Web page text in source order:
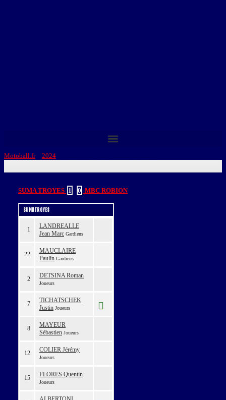
Motoball.fr> 2024
SUMA TROYES 1 0 MBC ROBION
SUMA TROYES
1
LANDREALLE
Jean Marc Gardiens
22
MAUCLAIRE
Paulin Gardiens
2 DETSINA Roman
Joueurs
7
TICHATSCHEK
Justin Joueurs
8
MAYEUR
Sébastien Joueurs
12 COLIER Jérémy
Joueurs
15 FLORES Quentin
Joueurs